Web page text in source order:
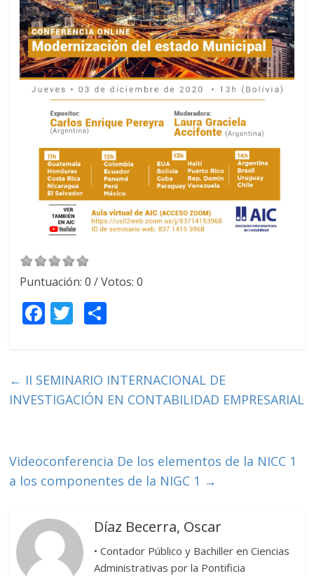
Puntuación:0 / Votos:0
F
b
o
T
er p
ar
← II SEMINARIO INTERNACIONAL DE
INVESTIGACIÓN EN CONTABILIDAD EMPRESARIAL
Videoconferencia De los elementos de la NICC 1
a los componentes de la NIGC 1 →
Díaz Becerra, Oscar
• Contador Público y Bachiller en Ciencias
Administrativas por la Pontificia